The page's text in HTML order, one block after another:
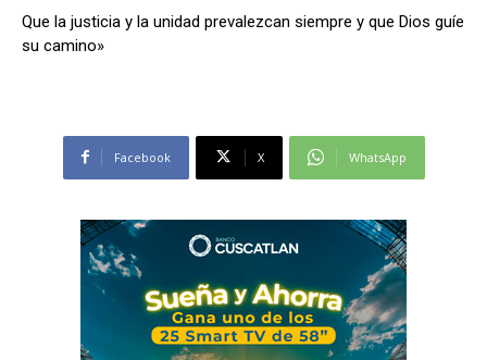
Que la justicia y la unidad prevalezcan siempre y que Dios guíe
su camino»
Facebook X WhatsApp